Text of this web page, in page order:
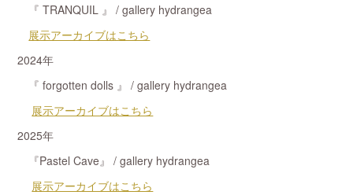
『 TRANQUIL 』 / gallery hydrangea
展示アーカイブはこちら
2024年
『 forgotten dolls 』 / gallery hydrangea
展示アーカイブはこちら
2025年
『Pastel Cave』 / gallery hydrangea
展示アーカイブはこちら